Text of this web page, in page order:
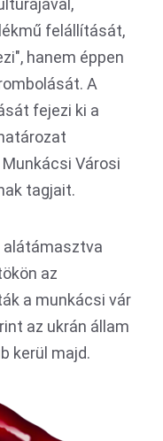
felállítását,
hanem éppen
A
fejezi ki a
Városi
tagjait.
alátámasztva
az
a munkácsi vár
az ukrán állam
kerül majd.